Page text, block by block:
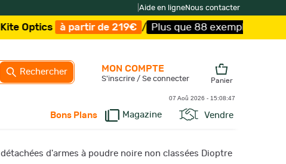
Aide en ligneNous contacter
à partir de 219€ / Plus que 88 exemplaires ! /Livraison
Rechercher
Bons Plans Magazine Vendre
MON COMPTE
S'inscrire / Se connecter Panier
07 Aoû 2026 - 15:08:48
détachées d'armes à poudre noire non classées Dioptre